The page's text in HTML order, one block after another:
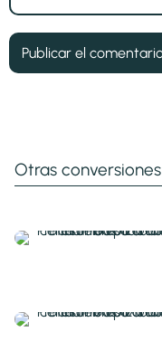
Otras conversiones